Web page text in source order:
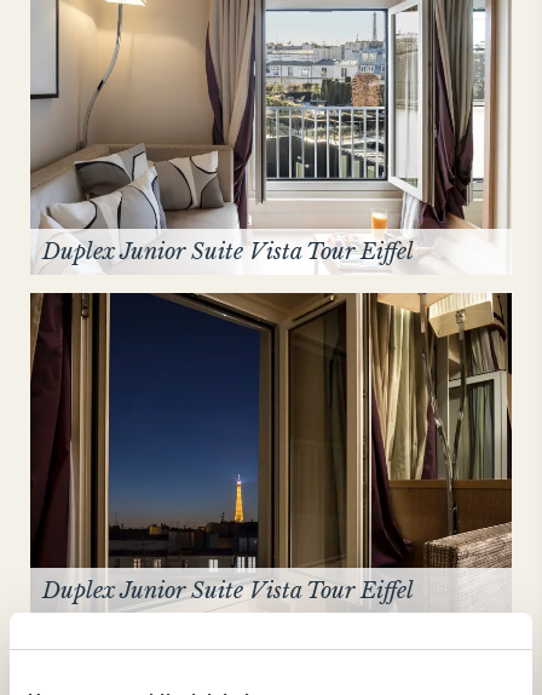
Duplex Junior Suite Vista Tour Eiffel
Duplex Junior Suite Vista Tour Eiffel